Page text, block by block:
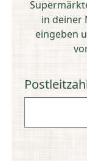
in deiner
eingeben